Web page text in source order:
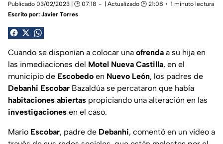
Publicado 03/02/2023 | 🕑 07:18 | Actualizado 🕑 21:08
1 minuto lectura
Escrito por: Javier Torres
Cuando se disponían a colocar una ofrenda a su hija en
las inmediaciones del Motel Nueva Castilla, en el
municipio de Escobedo en Nuevo León, los padres de
Debanhi Escobar Bazaldúa se percataron que había
habitaciones abiertas propiciando una alteración en las
investigaciones en el caso.
Mario Escobar, padre de Debanhi, comentó en un video a